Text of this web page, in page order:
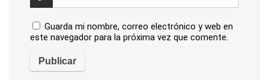
Guarda mi nombre, correo electrónico y web en
este navegador para la próxima vez que comente.